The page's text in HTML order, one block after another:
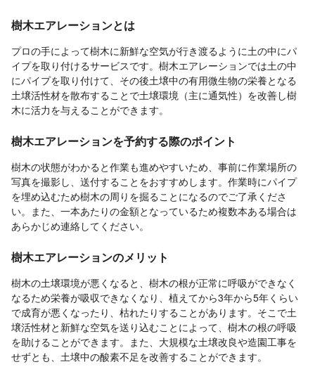
樹木エアレーションとは
プロの手によって樹木に新鮮な空気が行き渡るように土の中にパ
イプを取り付けるサービスです。樹木エアレーションでは土の中
にパイプを取り付けて、その後土壌中の有用微生物の栄養となる
土壌活性材を散布することで土壌環境（主に通気性）を改善し樹
木に活力を与えることができます。
樹木エアレーションを予約する際のポイント
樹木の状態がわかると作業も進めやすいため、事前に作業場所の
写真を撮影し、送付することをおすすめします。作業時にパイプ
を埋め込むため樹木の周りを掘ることになるのでご了承くださ
い。また、一本あたりの金額となっているため複数本ある場合は
あらかじめ連絡してください。
樹木エアレーションのメリット
樹木の土壌環境が悪くなると、樹木の根が正常に呼吸ができなく
なるため栄養が吸収できなくなり、植えてから3年から5年くらい
で成育が悪くなったり、枯れたりすることがあります。そこで土
壌活性材と新鮮な空気を送り込むことによって、樹木の根の呼吸
を助けることができます。また、大規模な土壌改良や造園工事を
せずとも、土壌中の酸素不足を改善することができます。